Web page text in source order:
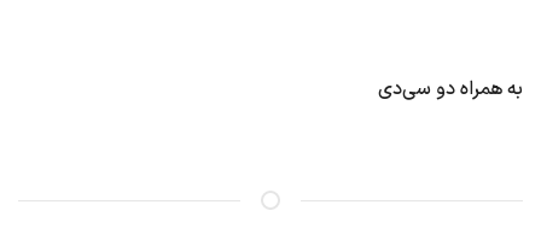
به‌ همراه دو سی‌دی